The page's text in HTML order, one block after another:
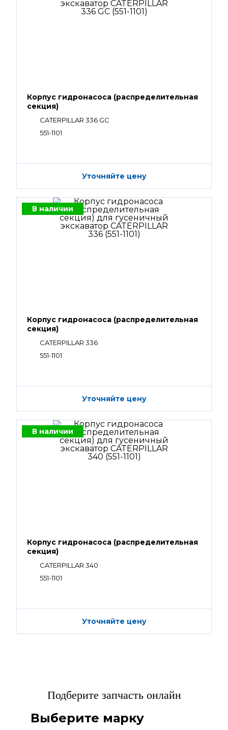
Корпус гидронасоса (распределительная
секция)
CATERPILLAR 336 GC
551-1101
Уточняйте цену
В наличии
Корпус гидронасоса (распределительная
секция)
CATERPILLAR 336
551-1101
Уточняйте цену
В наличии
Корпус гидронасоса (распределительная
секция)
CATERPILLAR 340
551-1101
Уточняйте цену
Подберите запчасть онлайн
Выберите марку